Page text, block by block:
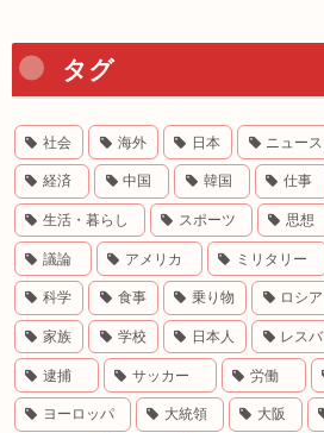
タグ
社会 海外 日本 ニュース
経済 中国 韓国 仕事
生活・暮らし スポーツ 思想
議論 アメリカ ミリタリー
科学 食事 乗り物 ロシア
家族 学校 日本人 レスバ
逮捕 サッカー 労働
ヨーロッパ 大統領 大阪